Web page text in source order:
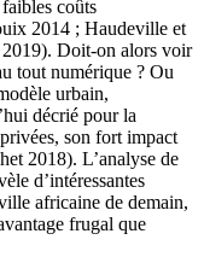
coûts
2014 ; Haudeville et
Doit-on alors voir
tout numérique ? Ou
urbain,
décrié pour la
son fort impact
2018). L’analyse de
d’intéressantes
africaine de demain,
frugal que